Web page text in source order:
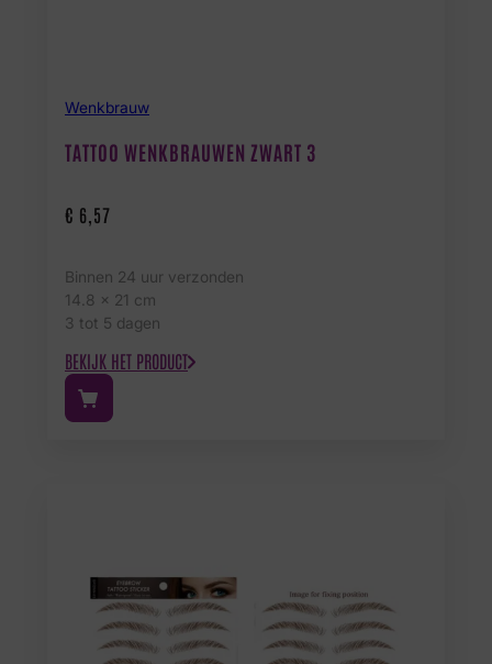
Wenkbrauw
TATTOO WENKBRAUWEN ZWART 3
€ 6,57
Binnen 24 uur verzonden
14.8 x 21 cm
3 tot 5 dagen
BEKIJK HET PRODUCT